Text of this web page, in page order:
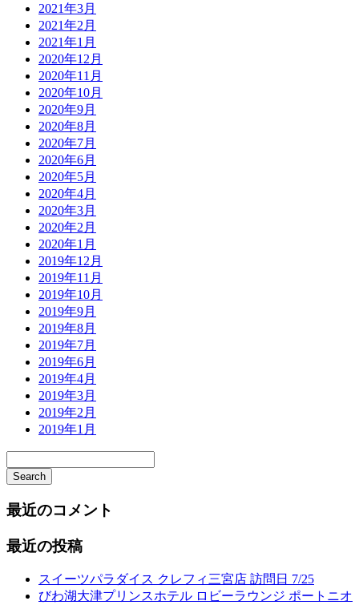
2021年3月
2021年2月
2021年1月
2020年12月
2020年11月
2020年10月
2020年9月
2020年8月
2020年7月
2020年6月
2020年5月
2020年4月
2020年3月
2020年2月
2020年1月
2019年12月
2019年11月
2019年10月
2019年9月
2019年8月
2019年7月
2019年6月
2019年4月
2019年3月
2019年2月
2019年1月
Search
is
in
最近のコメント
最近の投稿
スイーツパラダイス クレフィ三宮店 訪問日 7/25
びわ湖大津プリンスホテル ロビーラウンジ ポートニオ